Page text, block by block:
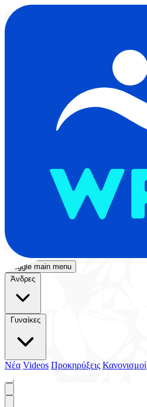
Toggle main menu
Άνδρες
Γυναίκες
Νέα Videos Προκηρύξεις Κανονισμοί